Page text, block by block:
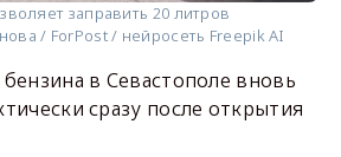
заправить 20 литров
/ ForPost / нейросеть Freepik AI
в Севастополе вновь
сразу после открытия